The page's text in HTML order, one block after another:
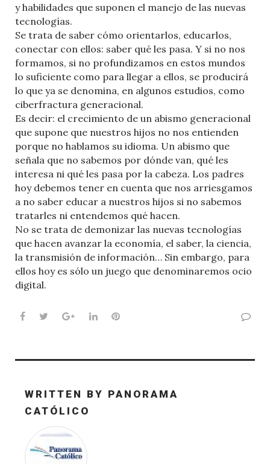
y habilidades que suponen el manejo de las nuevas
tecnologías.
Se trata de saber cómo orientarlos, educarlos,
conectar con ellos: saber qué les pasa. Y si no nos
formamos, si no profundizamos en estos mundos
lo suficiente como para llegar a ellos, se producirá
lo que ya se denomina, en algunos estudios, como
ciberfractura generacional.
Es decir: el crecimiento de un abismo generacional
que supone que nuestros hijos no nos entienden
porque no hablamos su idioma. Un abismo que
señala que no sabemos por dónde van, qué les
interesa ni qué les pasa por la cabeza. Los padres
hoy debemos tener en cuenta que nos arriesgamos
a no saber educar a nuestros hijos si no sabemos
tratarles ni entendemos qué hacen.
No se trata de demonizar las nuevas tecnologías
que hacen avanzar la economía, el saber, la ciencia,
la transmisión de información… Sin embargo, para
ellos hoy es sólo un juego que denominaremos ocio
digital.
Facebook
TwitterGoogle+LinkedInPinterest
WRITTEN BY PANORAMA
CATÓLICO